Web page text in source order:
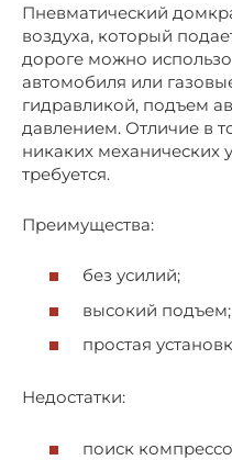
Пневматический
воздуха, который
дороге можно
автомобиля или
гидравликой, подъем
давлением. Отличие в
никаких механических
требуется.
Преимущества:
без усилий;
высокий подъем;
простая
Недостатки:
поиск